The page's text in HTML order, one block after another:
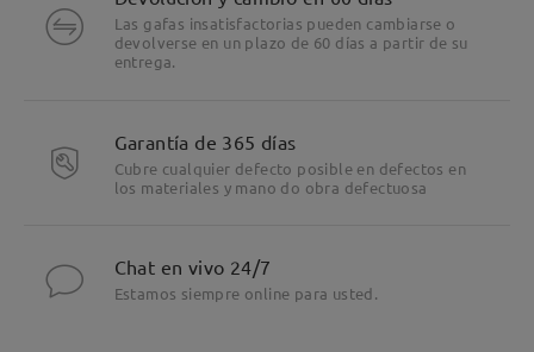
Las gafas insatisfactorias pueden cambiarse o
devolverse en un plazo de 60 días a partir de su
entrega.
Garantía de 365 días
Cubre cualquier defecto posible en defectos en
los materiales y mano do obra defectuosa
Chat en vivo 24/7
Estamos siempre online para usted.